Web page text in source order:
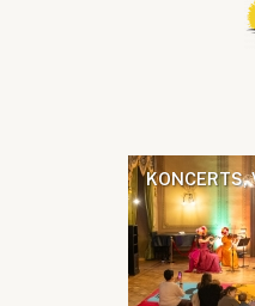
KONCERTS,